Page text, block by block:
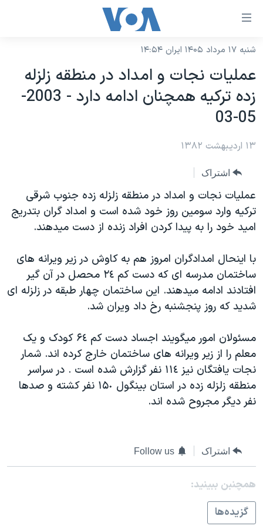
لینکهای
دسترسی
جهش
محتوای
اصلی
صفحه
جهش
به
جستجو
نسخه سبک وب‌سایت
موضوع ها
آمریکا
جهان
ورزشی
گزیده‌ها
ویژه برنامه‌ها
ویدیوها
فرهنگ و زندگی
حقوق شهروندی
علم و فناوری
اسرائیل در جنگ
گالری عکس
آرشیو پخش زنده
برنامه های تلویزیونی
جدول برنامه ها
صفحه‌های ویژه
جام جهانی ۲۰۲۶
عملیات خشم حماسی
۲۵۰سالگی آمریکا
بایگانی برنامه‌های تلویزیونی
مستندها
انتخابات ریاست جمهوری آمریکا ۲۰۲۴
حمله جمهوری اسلامی به اسرائیل
رمز مهسا
ورزش زنان در ایران
اعتراضات زن، زندگی، آزادی
مجموعه مستندهای دادخواهی
چهل سال گروگان‌گیری
قانون شفافیت دارائی کادر رهبری ایران
اعتراضات مردمی آبان ۹۸
فرکانس‌های صدای آمریکا
پخش رادیویی
دنبال کنید
زبانهای مختلف
شنبه ۱۷ مرداد ۱۴۰۵ ایران ۱۴:۵۴
عمليات نجات و امداد در منطقه زلزله
زده ترکيه همچنان ادامه دارد - 2003-
05-03
۱۳ اردیبهشت ۱۳۸۲
اشتراک
عمليات نجات و امداد در منطقه زلزله زده جنوب شرقی
ترکيه وارد سومين روز خود شده است و امداد گران بتدريج
اميد خود را به پيدا کردن افراد زنده از دست ميدهند.
با اينحال امدادگران امروز هم به کاوش در زير ويرانه های
ساختمان مدرسه ای که دست کم ٢٤ محصل در آن گير
افتادند ادامه ميدهند. اين ساختمان چهار طبقه در زلزله ای
شديد که روز پنجشنبه رخ داد ويران شد.
مسئولان امور ميگويند اجساد دست کم ۶٤ کودک و يک
معلم را از زير ويرانه های ساختمان خارج کرده اند. شمار
نجات يافتگان نيز ١١٤ نفر گزارش شده است . در سراسر
منطقه زلزله زده در استان بينگول ١۵٠ نفر کشته و صدها
نفر ديگر مجروح شده اند.
اشتراک Follow us
همچنبن ببینید:
گزيده‌ها